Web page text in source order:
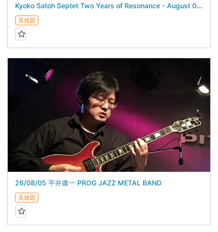
Kyoko Satoh Septet Two Years of Resonance - August 04, 2026 -
見放題
26/08/05 平井庸一 PROG JAZZ METAL BAND
見放題